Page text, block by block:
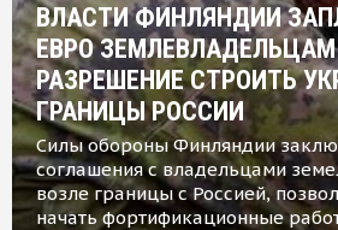
ВЛАСТИ ФИНЛЯНДИИ
ЕВРО
РАЗРЕШЕНИЕ СТРОИТЬ
ГРАНИЦЫ РОССИИ
Силы обороны Финляндии
соглашения с владельцами
возле границы с Россией,
начать фортификационные